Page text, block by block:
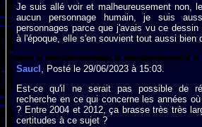
Je suis allé voir et malheureusement non,
aucun personnage humain, je suis
personnages parce que j'avais vu ce
à l'époque, elle s'en souvient tout aussi bien
Saucl
, Posté le 29/06/2023 à 15:03.
Est-ce qu'il ne serait pas possible de
recherche en ce qui concerne les années
? Entre 2004 et 2012, ça brasse très très
certitudes à ce sujet ?